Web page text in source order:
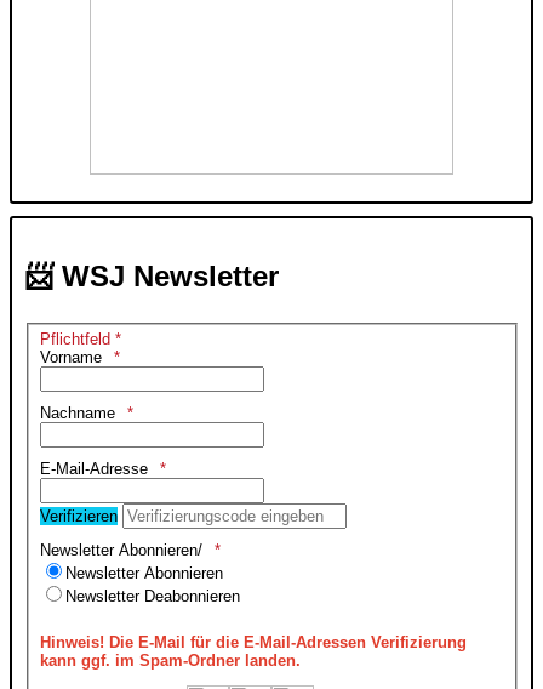
📨 WSJ Newsletter
Pflichtfeld *
Vorname
Nachname
E-Mail-Adresse
Verifizieren
Newsletter Abonnieren/
Newsletter Abonnieren
Newsletter Deabonnieren
Hinweis! Die E-Mail für die E-Mail-Adressen Verifizierung
kann ggf. im Spam-Ordner landen.